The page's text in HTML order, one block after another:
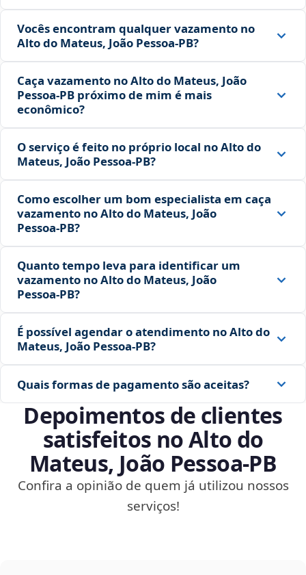
Vocês encontram qualquer vazamento no
Alto do Mateus, João Pessoa‑PB?
Caça vazamento no Alto do Mateus, João
Pessoa‑PB próximo de mim é mais
econômico?
O serviço é feito no próprio local no Alto do
Mateus, João Pessoa‑PB?
Como escolher um bom especialista em caça
vazamento no Alto do Mateus, João
Pessoa‑PB?
Quanto tempo leva para identificar um
vazamento no Alto do Mateus, João
Pessoa‑PB?
É possível agendar o atendimento no Alto do
Mateus, João Pessoa‑PB?
Quais formas de pagamento são aceitas?
Depoimentos de clientes
satisfeitos no Alto do
Mateus, João Pessoa‑PB
Confira a opinião de quem já utilizou nossos
serviços!